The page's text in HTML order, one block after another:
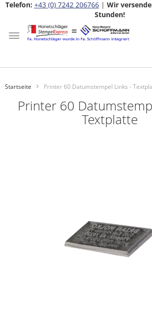
Telefon: +43 (0) 7242 206766| Wir
Stunden!
Zum
Inhalt
springen
Startseite Printer 60 Datumstempel Links -
Printer 60
Textplatte